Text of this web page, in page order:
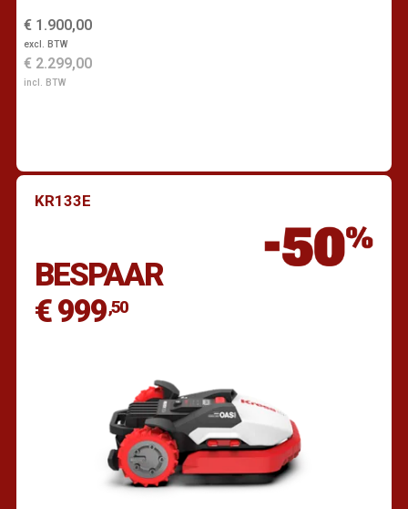
€ 1.900,00
excl. BTW
€ 2.299,00
incl. BTW
KR133E
BESPAAR
€ 999,50